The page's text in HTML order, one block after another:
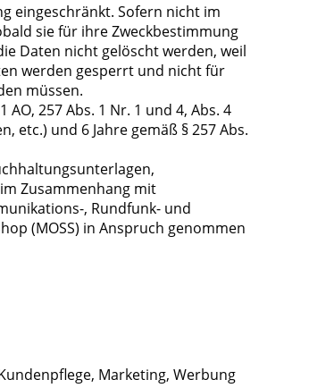
eingeschränkt. Sofern nicht im
sie für ihre Zweckbestimmung
Daten nicht gelöscht werden, weil
werden gesperrt und nicht für
müssen.
257 Abs. 1 Nr. 1 und 4, Abs. 4
etc.) und 6 Jahre gemäß § 257 Abs.
Zusammenhang mit
, Rundfunk- und
(MOSS) in Anspruch genommen
Marketing, Werbung